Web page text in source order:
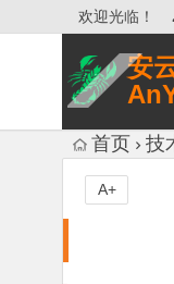
欢迎光临！
安
网络安全研究
首页 技
A+